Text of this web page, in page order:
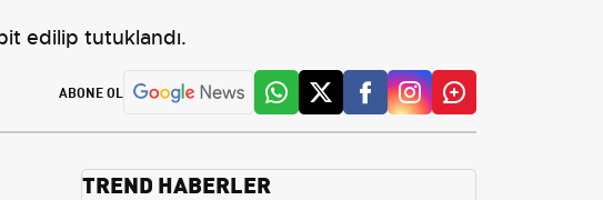
edilip tutuklandı.
ABONE OL
TREND HABERLER